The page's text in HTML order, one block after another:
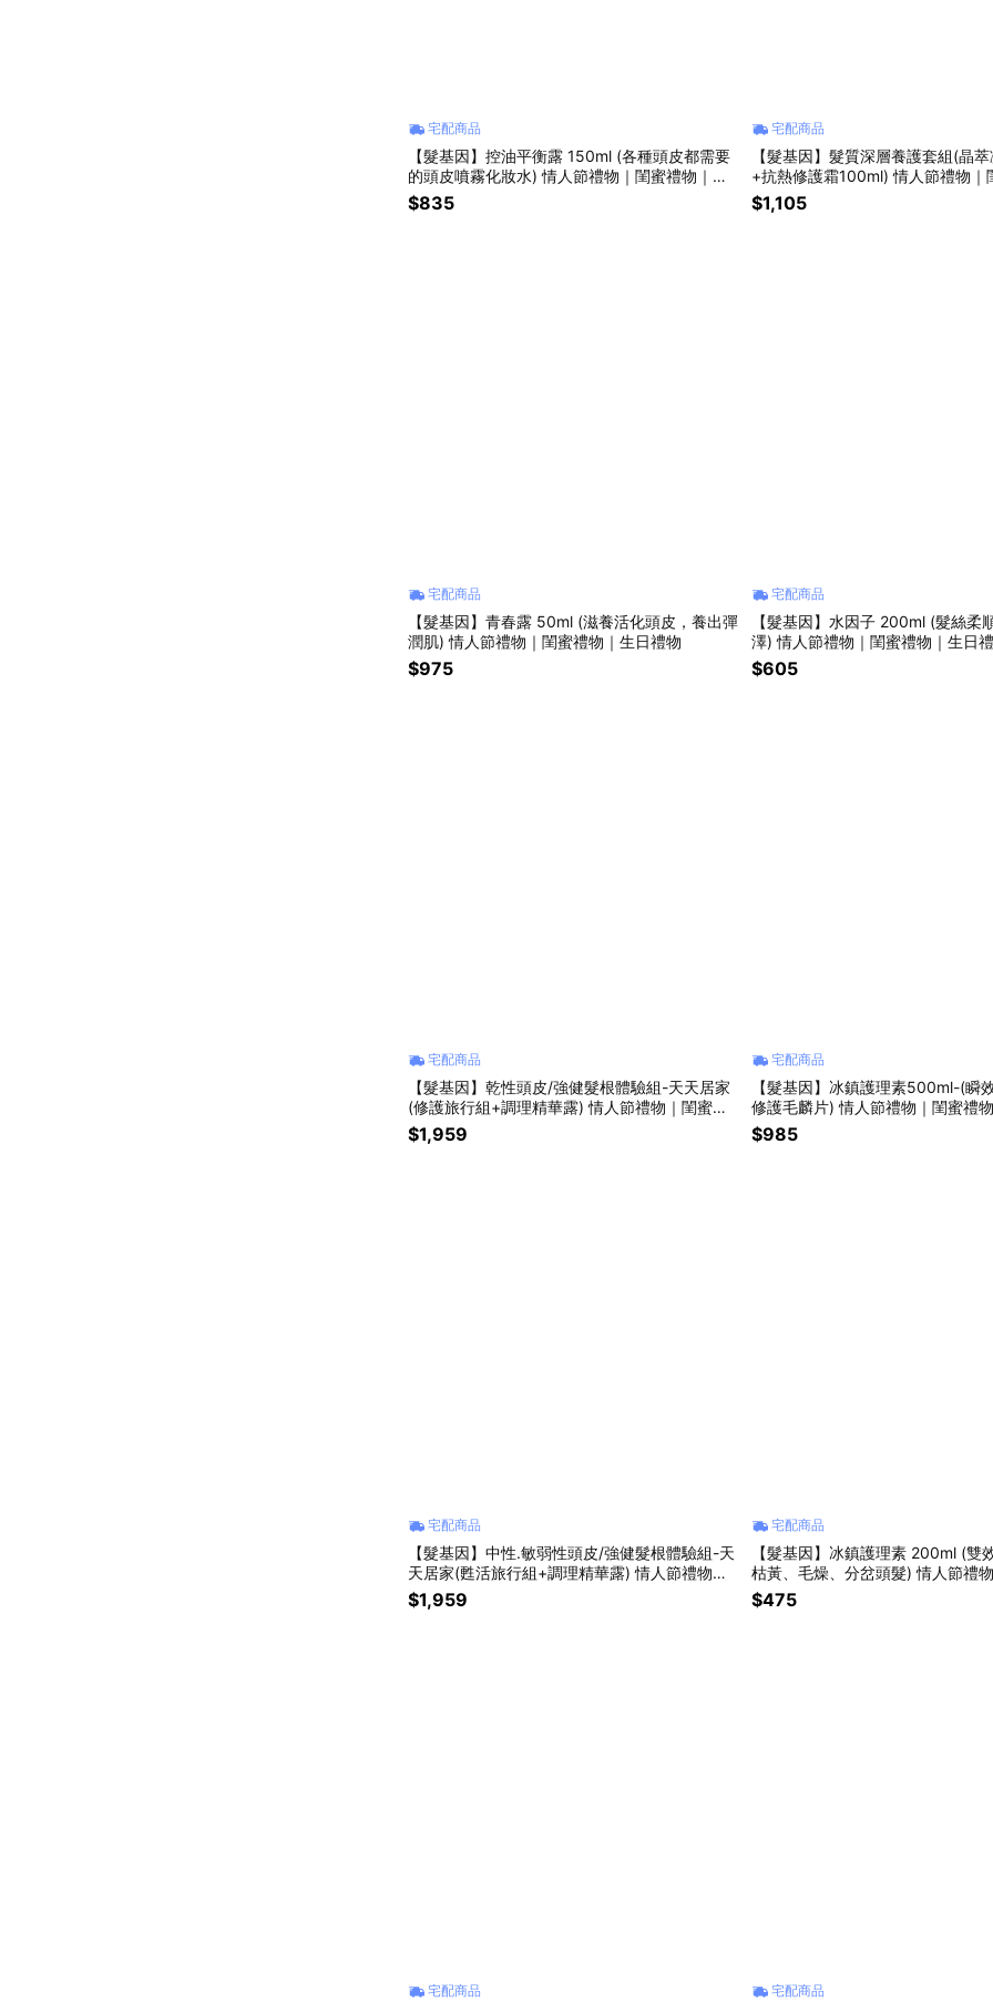
宅配商品
【髮基因】控油平衡露 150ml (各種頭皮都需要
的頭皮噴霧化妝水) 情人節禮物｜閨蜜禮物｜生
日禮物
$835
宅配商品
【髮基因】髮質深層養護套組(晶
+抗熱修護霜100ml) 情人節禮物｜
日禮物｜彌月禮
$1,105
宅配商品
【髮基因】青春露 50ml (滋養活化頭皮，養出彈
潤肌) 情人節禮物｜閨蜜禮物｜生日禮物
$975
宅配商品
【髮基因】水因子 200ml (髮絲柔
澤) 情人節禮物｜閨蜜禮物｜生日
$605
宅配商品
【髮基因】乾性頭皮/強健髮根體驗組-天天居家
(修護旅行組+調理精華露) 情人節禮物｜閨蜜禮
物｜生日禮物
$1,959
宅配商品
【髮基因】冰鎮護理素500ml-(瞬
修護毛麟片) 情人節禮物｜閨蜜禮
$985
宅配商品
【髮基因】中性.敏弱性頭皮/強健髮根體驗組-天
天居家(甦活旅行組+調理精華露) 情人節禮物｜
閨蜜禮物｜生日禮物
$1,959
宅配商品
【髮基因】冰鎮護理素 200ml (雙
枯黃、毛燥、分岔頭髮) 情人節禮
｜生日禮物
$475
宅配商品 宅配商品